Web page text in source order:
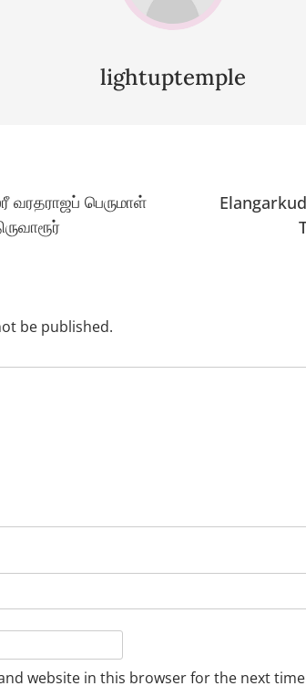
lightuptemple
வரதராஜப் பெருமாள்
be published.
website in this browser for the next